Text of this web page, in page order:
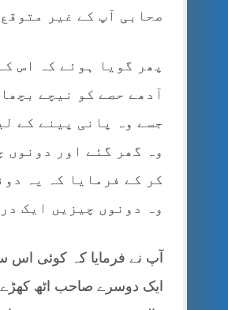
صحابی آپ کے غیر
پھر گویا ہوئے کہ اس
آدھے حصے کو نیچے
جسے وہ پانی پینے کے
وہ گھر گئے اور دونوں
کر کے فرمایا کہ یہ
وہ دونوں چیزیں ایک
آپ نے فرمایا کہ کوئی اس
ایک دوسرے صاحب اٹھ